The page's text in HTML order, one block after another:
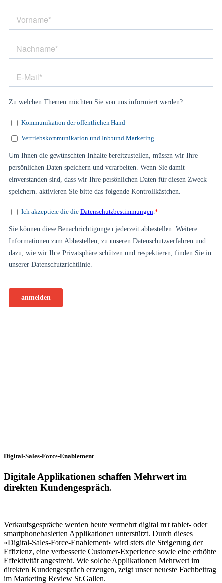
Digital-Sales-Force-Enablement
Digitale Applikationen schaffen Mehrwert im
direkten Kundengespräch.
Verkaufsgespräche werden heute vermehrt digital mit tablet- oder
smartphonebasierten Applikationen unterstützt. Durch dieses
«Digital-Sales-Force-Enablement» wird stets die Steigerung der
Effizienz, eine verbesserte Customer-Experience sowie eine erhöhte
Effektivität angestrebt. Wie solche Applikationen Mehrwert im
direkten Kundengespräch erzeugen, zeigt unser neueste Fachbeitrag
im Marketing Review St.Gallen.